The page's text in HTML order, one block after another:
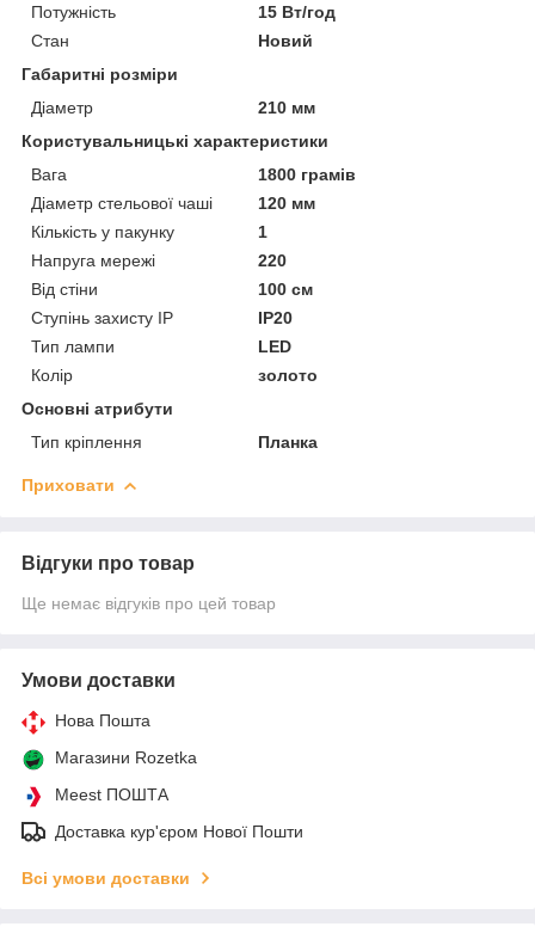
Потужність
15 Вт/год
Стан
Новий
Габаритні розміри
Діаметр
210 мм
Користувальницькі характеристики
Вага
1800 грамів
Діаметр стельової чаші
120 мм
Кількість у пакунку
1
Напруга мережі
220
Від стіни
100 см
Ступінь захисту IP
IP20
Тип лампи
LED
Колір
золото
Основні атрибути
Тип кріплення
Планка
Приховати
Відгуки про товар
Ще немає відгуків про цей товар
Умови доставки
Нова Пошта
Магазини Rozetka
Meest ПОШТА
Доставка кур'єром Нової Пошти
Всі умови доставки